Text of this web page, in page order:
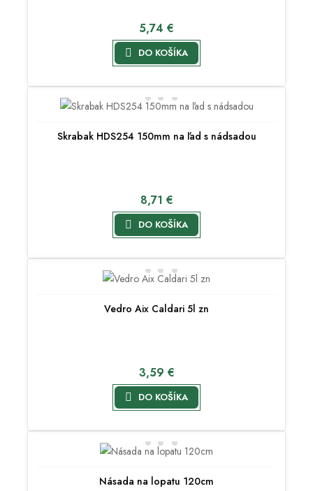
5,74 €

DO KOŠÍKA
Skrabak HDS254 150mm na ľad s nádsadou
8,71 €

DO KOŠÍKA
Vedro Aix Caldari 5l zn
3,59 €

DO KOŠÍKA
Násada na lopatu 120cm